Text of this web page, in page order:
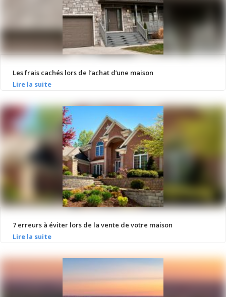
Les frais cachés lors de l’achat d’une maison
7 erreurs à éviter lors de la vente de votre maison